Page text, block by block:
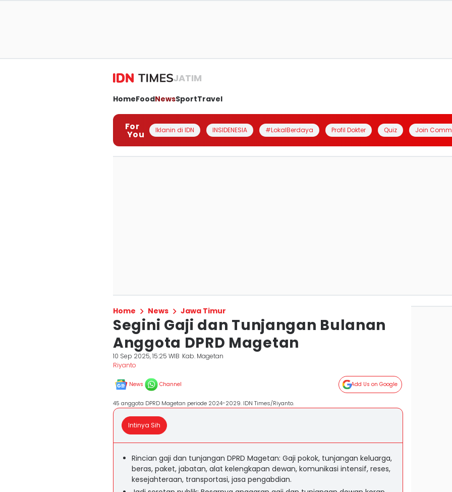
JATIM
HomeFoodNewsSportTravel
For
You Iklanin di IDN INSIDENESIA #LokalBerdaya Profil Dokter Quiz Join
Home News Jawa Timur
Segini Gaji dan Tunjangan Bulanan
Anggota DPRD Magetan
10 Sep 2025, 15:25 WIB Kab. Magetan
Riyanto
News Channel Add Us on Google
45 anggota DPRD Magetan periode 2024-2029. IDN Times/Riyanto.
Intinya Sih
Rincian gaji dan tunjangan DPRD Magetan: Gaji pokok, tunjangan keluarga,
beras, paket, jabatan, alat kelengkapan dewan, komunikasi intensif, reses,
kesejahteraan, transportasi, jasa pengabdian.